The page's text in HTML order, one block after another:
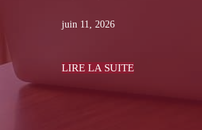
juin 08, 2026
LIRE LA SUITE